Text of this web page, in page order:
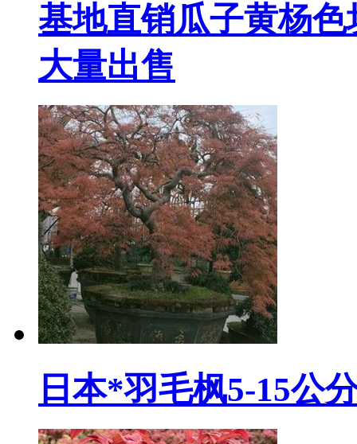
基地直销瓜子黄杨
大量出售
日本*羽毛枫5-15公